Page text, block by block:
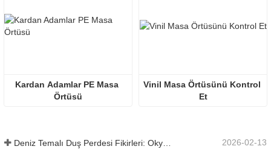
Kardan Adamlar PE Masa
Örtüsü
Vinil Masa Örtüsünü Kontrol
Et
2026-02-13